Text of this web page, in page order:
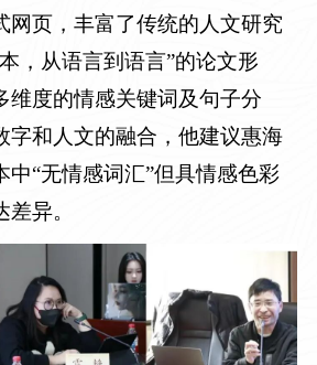
网页，丰富了传统的人文研究
，从语言到语言”的论文形
维度的情感关键词及句子分
字和人文的融合，他建议惠海
中“无情感词汇”但具情感色彩
异。